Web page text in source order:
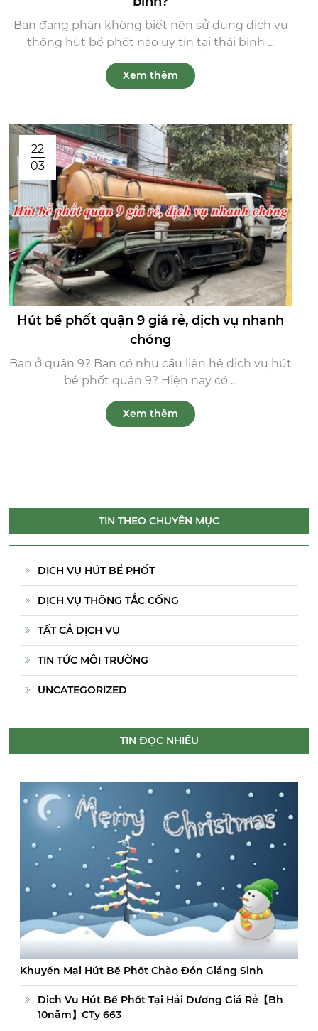
Bạn đang phân không biết nên sử dụng dịch vụ
thông hút bể phốt nào uy tín tại thái bình ...
Xem thêm
22
03
Hút bể phốt quận 9 giá rẻ, dịch vụ nhanh
chóng
Bạn ở quận 9? Bạn có nhu cầu liên hệ dịch vụ hút
bể phốt quận 9? Hiện nay có ...
Xem thêm
TIN THEO CHUYÊN MỤC
DỊCH VỤ HÚT BỂ PHỐT
DỊCH VỤ THÔNG TẮC CỐNG
TẤT CẢ DỊCH VỤ
TIN TỨC MÔI TRƯỜNG
UNCATEGORIZED
TIN ĐỌC NHIỀU
Khuyến Mại Hút Bể Phốt Chào Đón Giáng Sinh
Dịch Vụ Hút Bể Phốt Tại Hải Dương Giá Rẻ【Bh
10năm】CTy 663